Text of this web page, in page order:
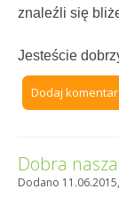
znaleźli się
Jesteście
Dodaj
Dobra
Dodano